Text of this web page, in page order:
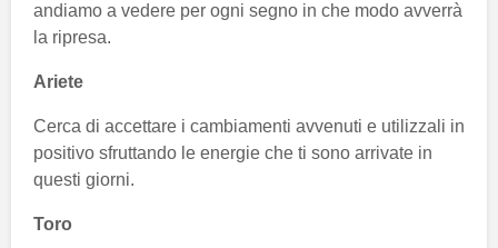
andiamo a vedere per ogni segno in che modo avverrà
la ripresa.
Ariete
Cerca di accettare i cambiamenti avvenuti e utilizzali in
positivo sfruttando le energie che ti sono arrivate in
questi giorni.
Toro